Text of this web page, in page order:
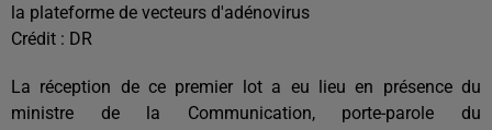
la plateforme de vecteurs d'adénovirus
Crédit : DR
La réception de ce premier lot a eu lieu en présence du
ministre de la Communication, porte-parole du